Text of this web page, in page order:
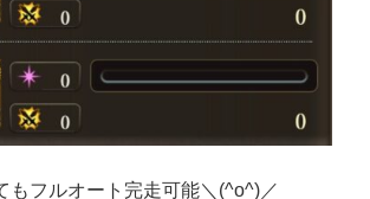
もフルオート完走可能＼(^o^)／